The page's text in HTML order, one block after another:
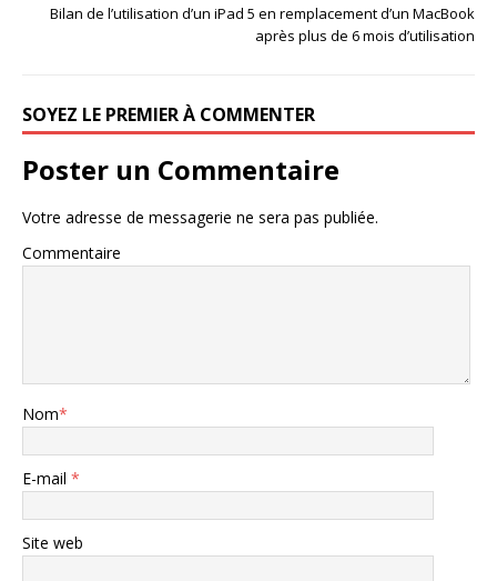
Bilan de l’utilisation d’un iPad 5 en remplacement d’un MacBook
après plus de 6 mois d’utilisation
SOYEZ LE PREMIER À COMMENTER
Poster un Commentaire
Votre adresse de messagerie ne sera pas publiée.
Commentaire
Nom*
E-mail *
Site web